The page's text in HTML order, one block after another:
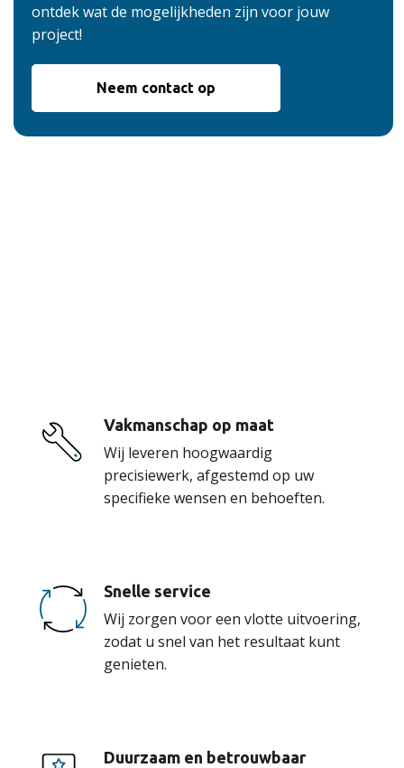
ontdek wat de mogelijkheden zijn voor jouw
project!
Neem contact op
Vakmanschap op maat
Wij leveren hoogwaardig
precisiewerk, afgestemd op uw
specifieke wensen en behoeften.
Snelle service
Wij zorgen voor een vlotte uitvoering,
zodat u snel van het resultaat kunt
genieten.
Duurzaam en betrouwbaar